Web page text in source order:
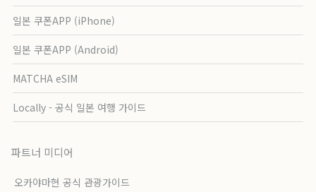
일본 쿠폰APP (iPhone)
일본 쿠폰APP (Android)
MATCHA eSIM
Locally - 공식 일본 여행 가이드
파트너 미디어
오카야마현 공식 관광가이드